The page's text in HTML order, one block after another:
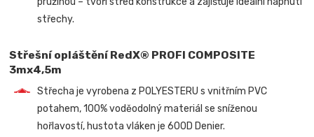
střechy.
Střešní opláštění RedX® PROFI COMPOSITE
3mx4,5m
Střecha je vyrobena z POLYESTERU s vnitřním PVC
potahem, 100% voděodolný materiál se sníženou
hořlavostí, hustota vláken je 600D Denier.